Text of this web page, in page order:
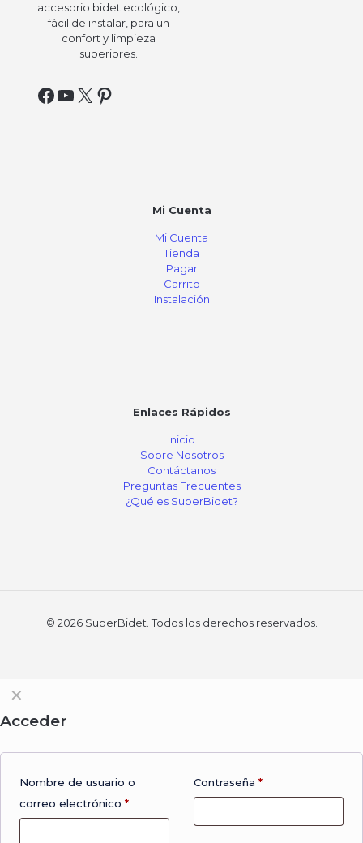
accesorio bidet ecológico,
fácil de instalar, para un
confort y limpieza
superiores.
Mi Cuenta
Mi Cuenta
Tienda
Pagar
Carrito
Instalación
Enlaces Rápidos
Inicio
Sobre Nosotros
Contáctanos
Preguntas Frecuentes
¿Qué es SuperBidet?
© 2026 SuperBidet. Todos los derechos reservados.
✕
Acceder
Nombre de usuario o
correo electrónico *
Contraseña*